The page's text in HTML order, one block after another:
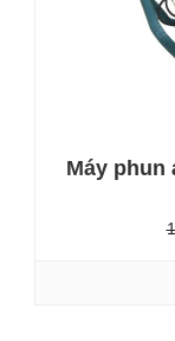
Mạnh mẽ với
chính hãng
của người tiêu
Máy phun